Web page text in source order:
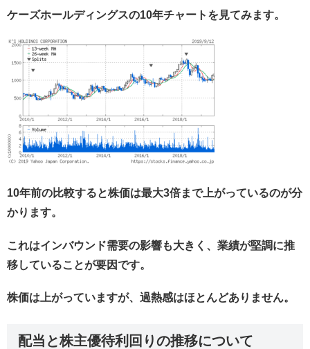
ケーズホールディングスの10年チャートを見てみます。
10年前の比較すると株価は最大3倍まで上がっているのが分
かります。
これはインバウンド需要の影響も大きく、業績が堅調に推
移していることが要因です。
株価は上がっていますが、過熱感はほとんどありません。
配当と株主優待利回りの推移について